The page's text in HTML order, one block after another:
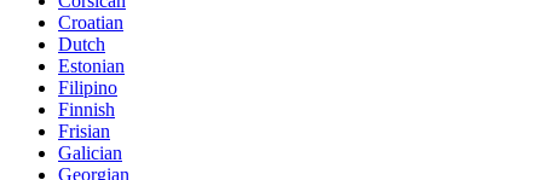
Croatian
Dutch
Estonian
Filipino
Finnish
Frisian
Galician
Georgian